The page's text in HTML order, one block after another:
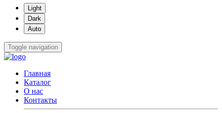
Light
Dark
Auto
Toggle navigation
Главная
Каталог
О нас
Контакты